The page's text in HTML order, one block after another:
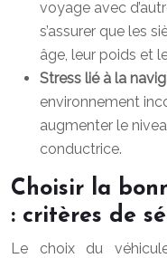
voyage avec
s’assurer que les
âge, leur poids et
Stress lié à la
environnement
augmenter le
conductrice.
Choisir la
: critères de
Le choix du